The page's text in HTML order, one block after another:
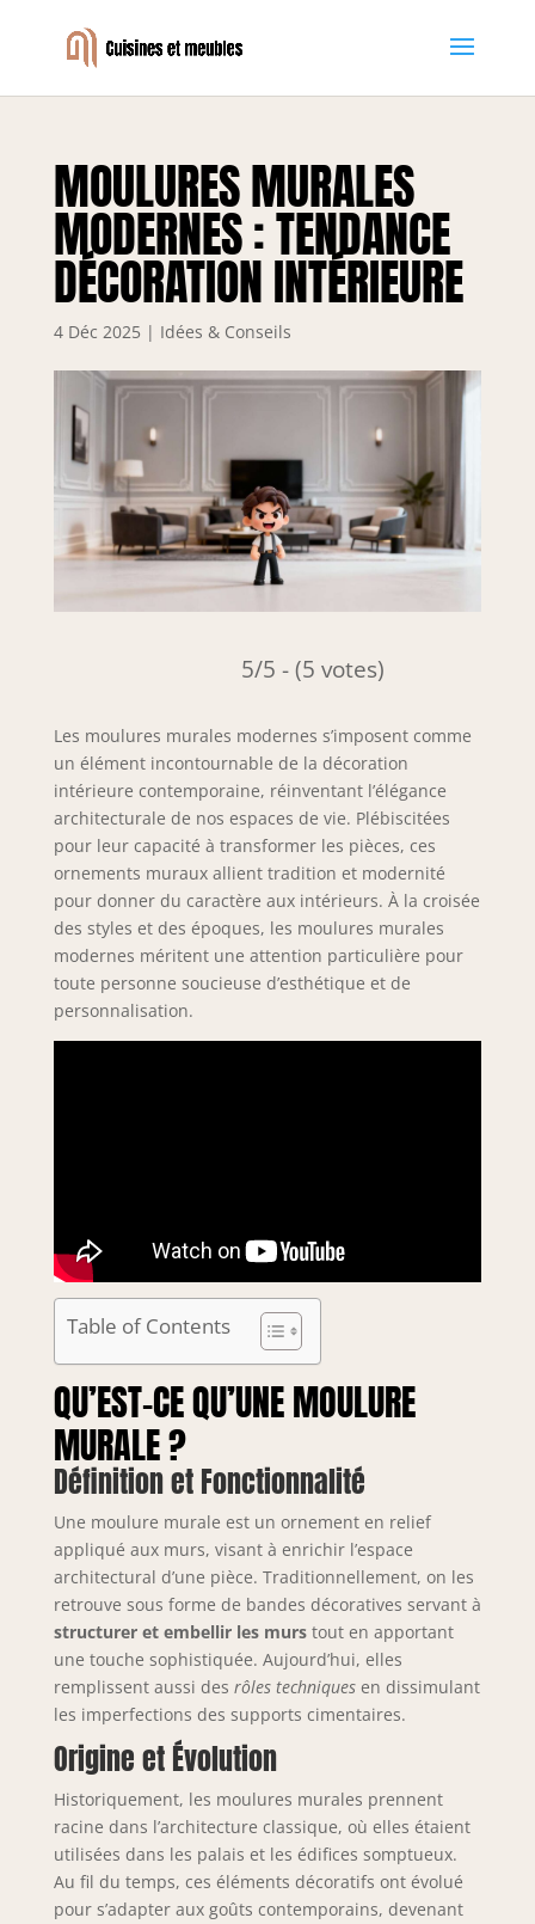
MOULURES MURALES
MODERNES : TENDANCE
DÉCORATION INTÉRIEURE
4 Déc 2025 | Idées & Conseils
5/5 - (5 votes)
Les moulures murales modernes s’imposent comme
un élément incontournable de la décoration
intérieure contemporaine, réinventant l’élégance
architecturale de nos espaces de vie. Plébiscitées
pour leur capacité à transformer les pièces, ces
ornements muraux allient tradition et modernité
pour donner du caractère aux intérieurs. À la croisée
des styles et des époques, les moulures murales
modernes méritent une attention particulière pour
toute personne soucieuse d’esthétique et de
personnalisation.
Table of Contents
QU’EST-CE QU’UNE MOULURE
MURALE ?
Définition et Fonctionnalité
Une moulure murale est un ornement en relief
appliqué aux murs, visant à enrichir l’espace
architectural d’une pièce. Traditionnellement, on les
retrouve sous forme de bandes décoratives servant à
structurer et embellir les murstout en apportant
une touche sophistiquée. Aujourd’hui, elles
remplissent aussi des rôles techniquesen dissimulant
les imperfections des supports cimentaires.
Origine et Évolution
Historiquement, les moulures murales prennent
racine dans l’architecture classique, où elles étaient
utilisées dans les palais et les édifices somptueux.
Au fil du temps, ces éléments décoratifs ont évolué
pour s’adapter aux goûts contemporains, devenant